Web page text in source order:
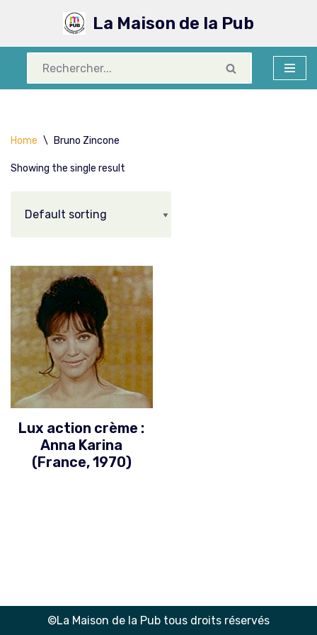
contenu
La Maison de la Pub
Home \ Bruno Zincone
Showing the single result
Lux action crème :
Anna Karina
(France, 1970)
©La Maison de la Pub tous droits réservés